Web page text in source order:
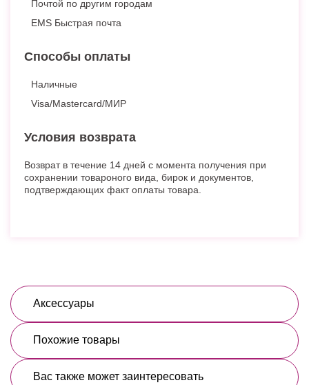
Почтой по другим городам
EMS Быстрая почта
Способы оплаты
Наличные
Visa/Mastercard/МИР
Условия возврата
Возврат в течение 14 дней с момента получения при
сохранении товароного вида, бирок и документов,
подтверждающих факт оплаты товара.
Аксессуары
Похожие товары
Вас также может заинтересовать